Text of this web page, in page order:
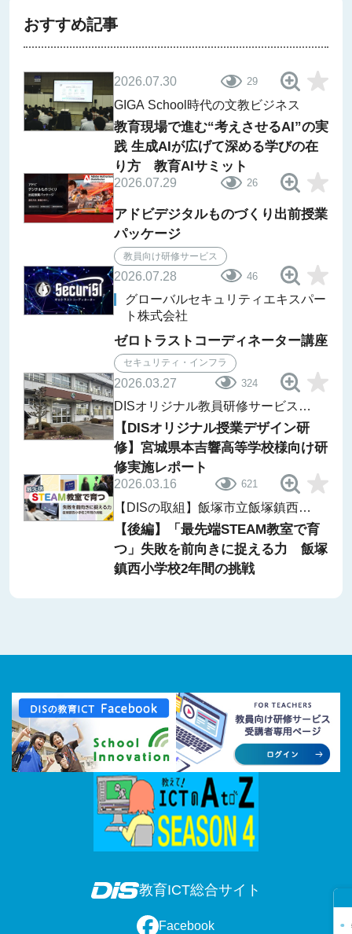
おすすめ記事
2026.07.30 29
GIGA School時代の文教ビジネス
教育現場で進む“考えさせるAI”の実
践 生成AIが広げて深める学びの在
り方 教育AIサミット
2026.07.29 26
教員向け研修サービス
アドビデジタルものづくり出前授業
パッケージ
2026.07.28 46
グローバルセキュリティエキスパー
ト株式会社
セキュリティ・インフラ
ゼロトラストコーディネーター講座
2026.03.27 324
DISオリジナル教員研修サービス
レポート
【DISオリジナル授業デザイン研
修】宮城県本吉響高等学校様向け研
修実施レポート
2026.03.16 621
【DISの取組】飯塚市立飯塚鎮西小
学校「ii-Lab」
【後編】「最先端STEAM教室で育
つ」失敗を前向きに捉える力 飯塚
鎮西小学校2年間の挑戦
教育ICT総合サイト
Facebook